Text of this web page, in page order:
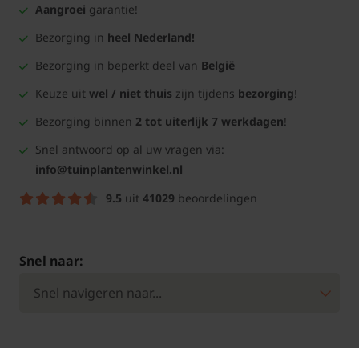
Aangroei garantie!
Bezorging in heel Nederland!
Bezorging in beperkt deel van België
Keuze uit wel / niet thuis zijn tijdens bezorging!
Bezorging binnen 2 tot uiterlijk 7 werkdagen!
Snel antwoord op al uw vragen via:
info@tuinplantenwinkel.nl
9.5 uit 41029 beoordelingen
Snel naar: